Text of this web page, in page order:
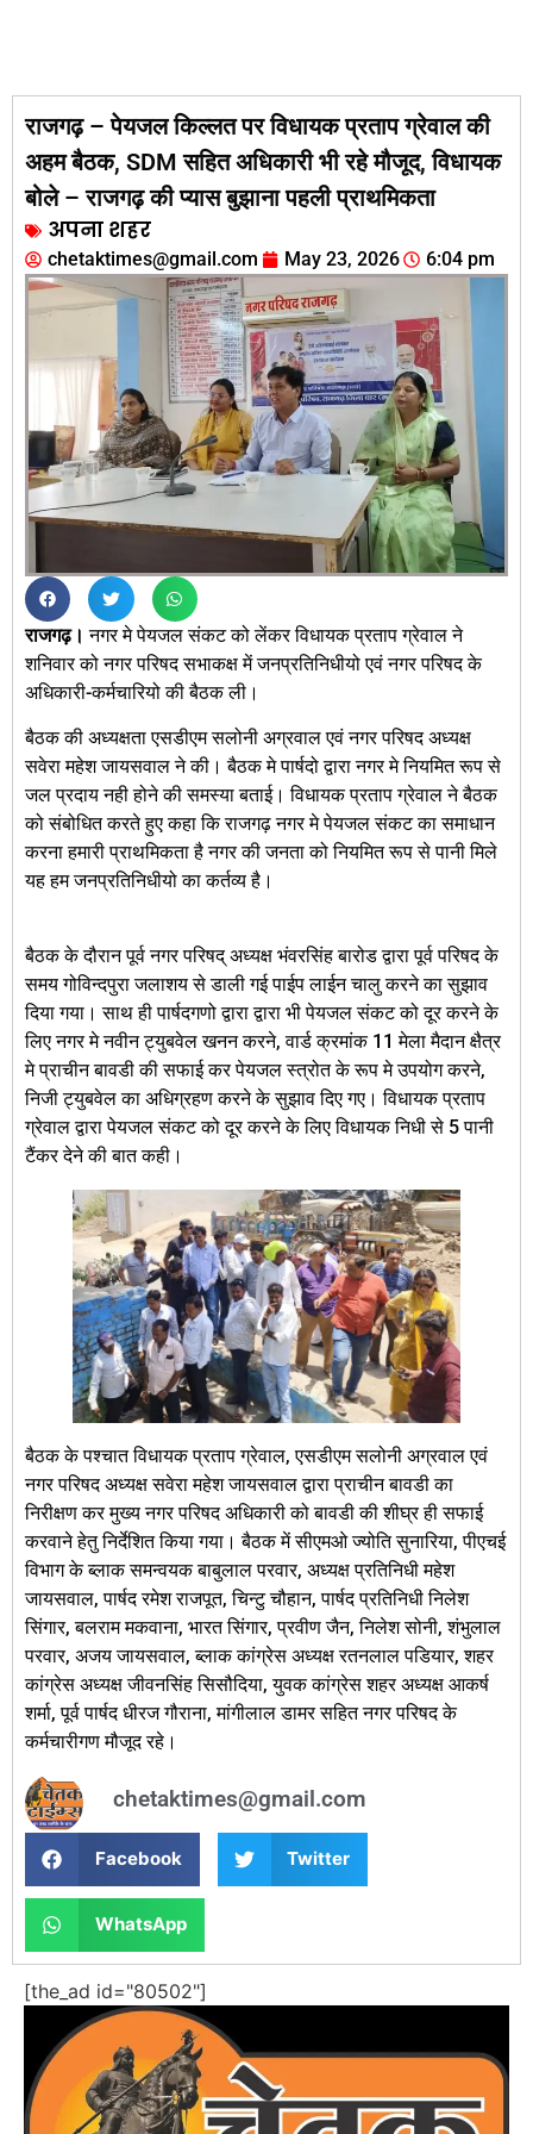
राजगढ़ – पेयजल किल्लत पर विधायक प्रताप ग्रेवाल की
अहम बैठक, SDM सहित अधिकारी भी रहे मौजूद, विधायक
बोले – राजगढ़ की प्यास बुझाना पहली प्राथमिकता
अपना शहर
chetaktimes@gmail.com May 23, 2026 6:04 pm
राजगढ़।नगर मे पेयजल संकट को लेंकर विधायक प्रताप ग्रेवाल ने
शनिवार को नगर परिषद सभाकक्ष में जनप्रतिनिधीयो एवं नगर परिषद के
अधिकारी-कर्मचारियो की बैठक ली।
बैठक की अध्यक्षता एसडीएम सलोनी अग्रवाल एवं नगर परिषद अध्यक्ष
सवेरा महेश जायसवाल ने की। बैठक मे पार्षदो द्वारा नगर मे नियमित रूप से
जल प्रदाय नही होने की समस्या बताई। विधायक प्रताप ग्रेवाल ने बैठक
को संबोधित करते हुए कहा कि राजगढ़ नगर मे पेयजल संकट का समाधान
करना हमारी प्राथमिकता है नगर की जनता को नियमित रूप से पानी मिले
यह हम जनप्रतिनिधीयो का कर्तव्य है।
बैठक के दौरान पूर्व नगर परिषद् अध्यक्ष भंवरसिंह बारोड द्वारा पूर्व परिषद के
समय गोविन्दपुरा जलाशय से डाली गई पाईप लाईन चालु करने का सुझाव
दिया गया। साथ ही पार्षदगणो द्वारा द्वारा भी पेयजल संकट को दूर करने के
लिए नगर मे नवीन ट्युबवेल खनन करने, वार्ड क्रमांक 11 मेला मैदान क्षैत्र
मे प्राचीन बावडी की सफाई कर पेयजल स्त्रोत के रूप मे उपयोग करने,
निजी ट्युबवेल का अधिग्रहण करने के सुझाव दिए गए। विधायक प्रताप
ग्रेवाल द्वारा पेयजल संकट को दूर करने के लिए विधायक निधी से 5 पानी
टैंकर देने की बात कही।
बैठक के पश्चात विधायक प्रताप ग्रेवाल, एसडीएम सलोनी अग्रवाल एवं
नगर परिषद अध्यक्ष सवेरा महेश जायसवाल द्वारा प्राचीन बावडी का
निरीक्षण कर मुख्य नगर परिषद अधिकारी को बावडी की शीघ्र ही सफाई
करवाने हेतु निर्देशित किया गया। बैठक में सीएमओ ज्योति सुनारिया, पीएचई
विभाग के ब्लाक समन्वयक बाबुलाल परवार, अध्यक्ष प्रतिनिधी महेश
जायसवाल, पार्षद रमेश राजपूत, चिन्टु चौहान, पार्षद प्रतिनिधी निलेश
सिंगार, बलराम मकवाना, भारत सिंगार, प्रवीण जैन, निलेश सोनी, शंभुलाल
परवार, अजय जायसवाल, ब्लाक कांग्रेस अध्यक्ष रतनलाल पडियार, शहर
कांग्रेस अध्यक्ष जीवनसिंह सिसौदिया, युवक कांग्रेस शहर अध्यक्ष आकर्ष
शर्मा, पूर्व पार्षद धीरज गौराना, मांगीलाल डामर सहित नगर परिषद के
कर्मचारीगण मौजूद रहे।
chetaktimes@gmail.com
Facebook Twitter
WhatsApp
[the_ad id="80502"]